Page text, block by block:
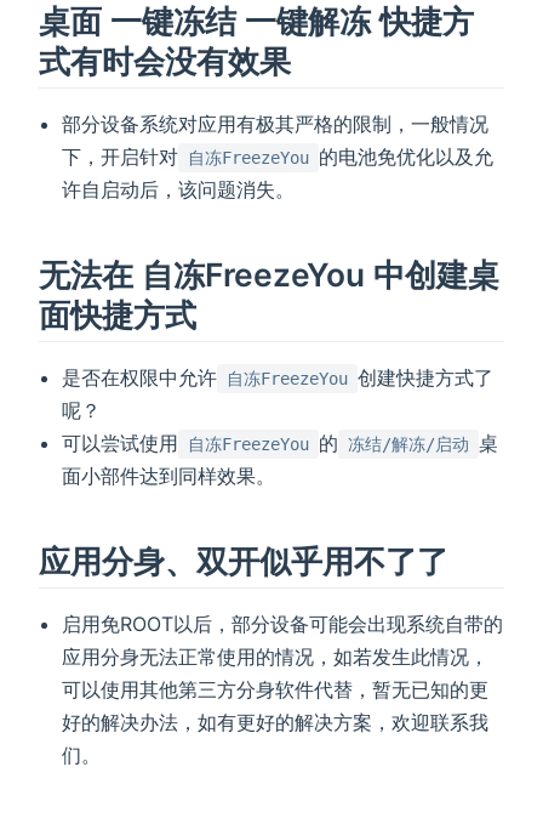
桌面 一键冻结 一键解冻 快捷方
式有时会没有效果
部分设备系统对应用有极其严格的限制，一般情况
下，开启针对
自冻FreezeYou 的电池免优化以及允
许自启动后，该问题消失。
无法在 自冻FreezeYou 中创建桌
面快捷方式
是否在权限中允许 自冻FreezeYou 创建快捷方式了
呢？
可以尝试使用
自冻FreezeYou 的 冻结/解冻/启动 桌
面小部件达到同样效果。
应用分身、双开似乎用不了了
启用免ROOT以后，部分设备可能会出现系统自带的
应用分身无法正常使用的情况，如若发生此情况，
可以使用其他第三方分身软件代替，暂无已知的更
好的解决办法，如有更好的解决方案，欢迎联系我
们。